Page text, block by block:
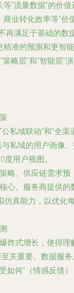
“流量数据”的价值
业转化效率等“价
再满足于基础的数
精准的预测和更智能
略层”和“智能层”演
私域联动”和“全渠
私域的用户画像
用户视图。
略、供应链需求预
心。服务商提供的
仿真能力，以优化
炸式增长，使得理
至关重要。数据服
如何”（情感反馈）